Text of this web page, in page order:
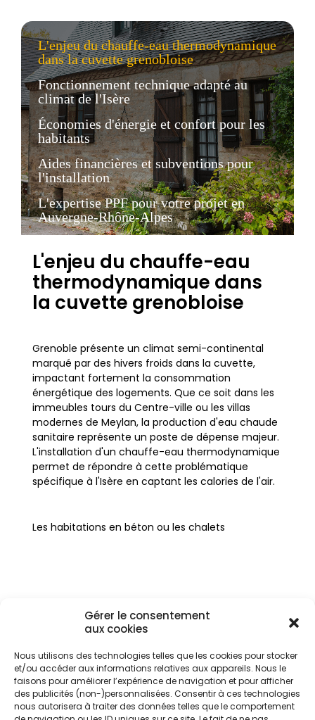
Gérer le consentement
aux cookies
Nous utilisons des technologies telles que les cookies pour stocker
et/ou accéder aux informations relatives aux appareils. Nous le
faisons pour améliorer l’expérience de navigation et pour afficher
des publicités (non-)personnalisées. Consentir à ces technologies
nous autorisera à traiter des données telles que le comportement
L'enjeu du chauffe-eau thermodynamique
dans la cuvette grenobloise
Fonctionnement technique adapté au
climat de l'Isère
Économies d'énergie et confort pour les
habitants
Aides financières et subventions pour
l'installation
L'expertise PPF pour votre projet en
Auvergne-Rhône-Alpes
L'enjeu du chauffe-eau
thermodynamique dans
la cuvette grenobloise
Grenoble présente un climat semi-continental
marqué par des hivers froids dans la cuvette,
impactant fortement la consommation
énergétique des logements. Que ce soit dans les
immeubles tours du Centre-ville ou les villas
modernes de Meylan, la production d'eau chaude
sanitaire représente un poste de dépense majeur.
L'installation d'un chauffe-eau thermodynamique
permet de répondre à cette problématique
spécifique à l'Isère en captant les calories de l'air.
Les habitations en béton ou les chalets
souhaitant réduire leur empreinte carbone. La
technologie s'adapte parfaitement aux
Victor Hugo ou Saint-Laurent.
aides !
Faites vite, les budgets
MaPrimeRénov' sont annuels et